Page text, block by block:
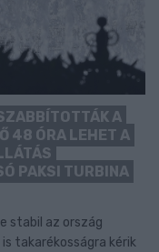
A
48 ÓRA LEHET A
PAKSI TURBINA
stabil az ország
takarékosságra kérik